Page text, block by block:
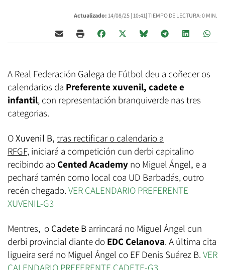
Actualizado: 14/08/25 | 10:41| TIEMPO DE LECTURA: 0 MIN.
A Real Federación Galega de Fútbol deu a coñecer os
calendarios da Preferente xuvenil, cadete e
infantil, con representación branquiverde nas tres
categorias.
OXuvenil B, tras rectificar o calendario a
RFGF, iniciará a competición cun derbi capitalino
recibindo ao Cented Academy no Miguel Ángel, e a
pechará tamén como local coa UD Barbadás, outro
recén chegado. VER CALENDARIO PREFERENTE
XUVENIL-G3
Mentres, o Cadete B arrincará no Miguel Ángel cun
derbi provincial diante do EDC Celanova. A última cita
ligueira será no Miguel Ángel co EF Denis Suárez B. VER
CALENDARIO PREFERENTE CADETE-G3